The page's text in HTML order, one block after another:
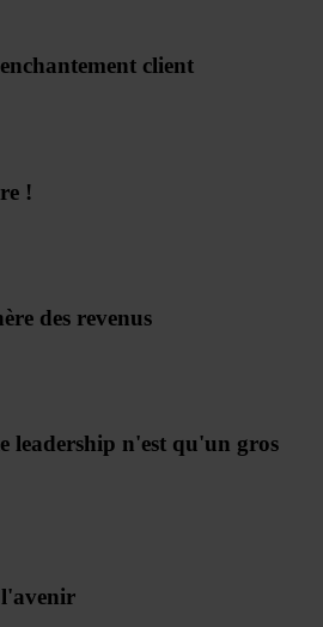
client
!
des revenus
leadership n'est qu'un gros
l'avenir